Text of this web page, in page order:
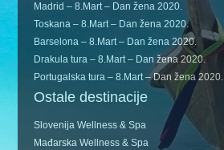
Madrid – 8.Mart – Dan žena 2020.
Toskana – 8.Mart – Dan žena 2020.
Barselona – 8.Mart – Dan žena 2020.
Drakula tura – 8.Mart – Dan žena 2020.
Portugalska tura – 8.Mart – Dan žena 2020.
Ostale destinacije
Slovenija Wellness & Spa
Mađarska Wellness & Spa